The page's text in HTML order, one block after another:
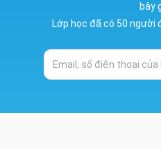
bây
Lớp học đã có 50 người